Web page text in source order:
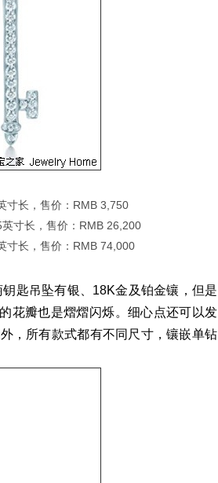
寸长，售价：RMB 3,750
寸长，售价：RMB 26,200
寸长，售价：RMB 74,000
匙吊坠有银、18K金及铂金镶，但是
花瓣也是熠熠闪烁。细心点还可以发
，所有款式都有不同尺寸，镶嵌单钻